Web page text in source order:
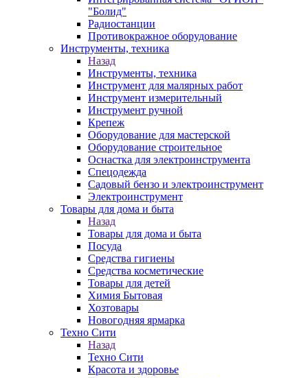
"Болид"
Радиостанции
Противокражное оборудование
Инструменты, техника
Назад
Инструменты, техника
Инструмент для малярных работ
Инструмент измерительный
Инструмент ручной
Крепеж
Оборудование для мастерской
Оборудование строительное
Оснастка для электроинструмента
Спецодежда
Садовый бензо и электроинструмент
Электроинструмент
Товары для дома и быта
Назад
Товары для дома и быта
Посуда
Средства гигиены
Средства косметические
Товары для детей
Химия Бытовая
Хозтовары
Новогодняя ярмарка
Техно Сити
Назад
Техно Сити
Красота и здоровье